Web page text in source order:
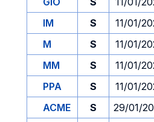
IM
S 11/01/
M
S 11/01/
MM
S 11/01/
PPA
S 11/01/
ACME
S 29/01/